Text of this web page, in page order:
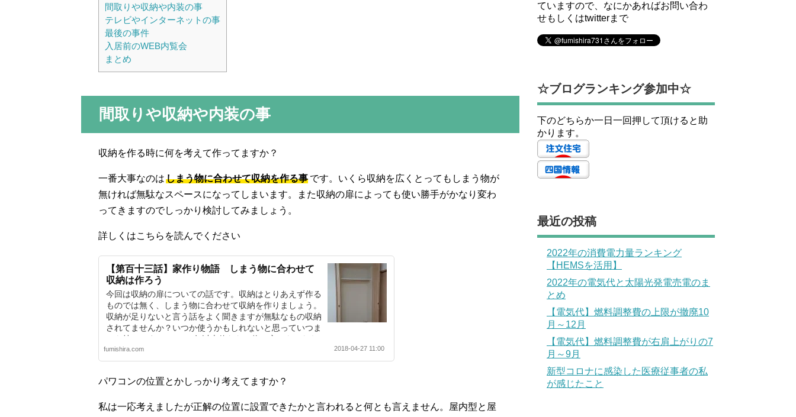
間取りや収納や内装の事
テレビやインターネットの事
最後の事件
入居前のWEB内覧会
まとめ
間取りや収納や内装の事
収納を作る時に何を考えて作ってますか？
一番大事なのはしまう物に合わせて収納を作る事 です。いくら収納を広くとってもしまう物が
無ければ無駄なスペースになってしまいます。また収納の扉によっても使い勝手がかなり変わ
ってきますのでしっかり検討してみましょう。
詳しくはこちらを読んでください
【第百十三話】家作り物語 しまう物に合わせて
収納は作ろう
今回は収納の扉についての話です。収納はとりあえず作る
ものでは無く、しまう物に合わせて収納を作りましょう。
収納が足りないと言う話をよく聞きますが無駄なもの収納
されてませんか？いつか使うかもしれないと思っていつま
でも持ってませんか？3年以上使わない物は安いものなら
ばどんどん捨てた方がいいですよ。
fumishira.com 2018-04-27 11:00
パワコンの位置とかしっかり考えてますか？
私は一応考えましたが正解の位置に設置できたかと言われると何とも言えません。屋内型と屋
ていますので、なにかあればお問い合わ
せもしくはtwitterまで
☆ブログランキング参加中☆
下のどちらか一日一回押して頂けると助
かります。
最近の投稿
2022年の消費電力量ランキング
【HEMSを活用】
2022年の電気代と太陽光発電売電のま
とめ
【電気代】燃料調整費の上限が撤廃10
月～12月
【電気代】燃料調整費が右肩上がりの7
月～9月
新型コロナに感染した医療従事者の私
が感じたこと